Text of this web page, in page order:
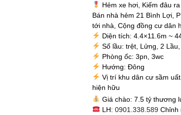
Hẻm xe hơi, Kiếm đâu
Bán nhà hẻm 21 Bình Lợi,
tới nhà, Cộng đồng cư dân
Diện tích: 4.4×11.6m ~
Số lầu: trệt, Lửng, 2
Phòng ốc: 3pn, 3wc
Hướng: Đông
Vị trí khu dân cư sầm
hiện hữu
Giá chào: 7.5 tỷ thương
LH: 0901.338.589Chỉnh